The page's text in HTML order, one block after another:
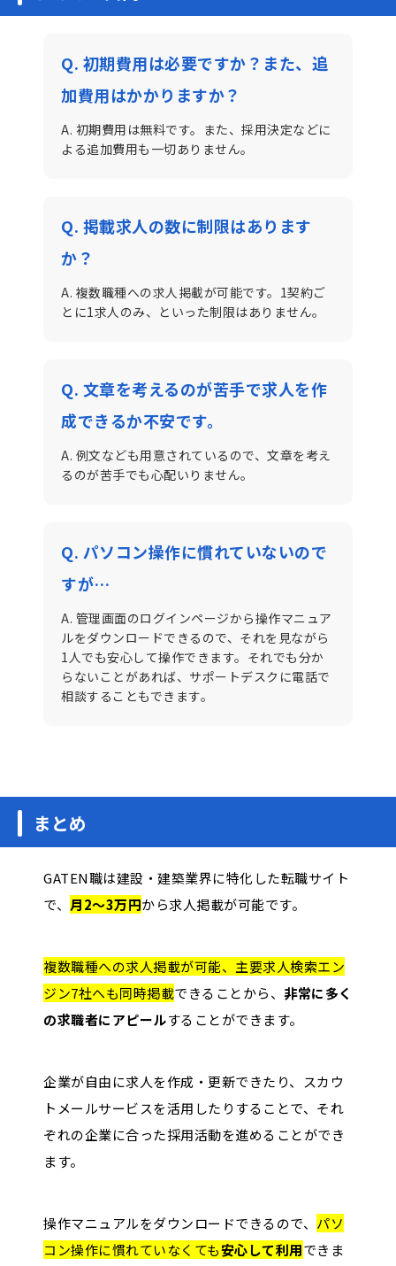
Q. 初期費用は必要ですか？また、追
加費用はかかりますか？
A. 初期費用は無料です。また、採用決定などに
よる追加費用も一切ありません。
Q. 掲載求人の数に制限はあります
か？
A. 複数職種への求人掲載が可能です。1契約ご
とに1求人のみ、といった制限はありません。
Q. 文章を考えるのが苦手で求人を作
成できるか不安です。
A. 例文なども用意されているので、文章を考え
るのが苦手でも心配いりません。
Q. パソコン操作に慣れていないので
すが…
A. 管理画面のログインページから操作マニュア
ルをダウンロードできるので、それを見ながら
1人でも安心して操作できます。それでも分か
らないことがあれば、サポートデスクに電話で
相談することもできます。
まとめ
GATEN職は建設・建築業界に特化した転職サイト
で、 月2〜3万円から求人掲載が可能です。
複数職種への求人掲載が可能、主要求人検索エン
ジン7社へも同時掲載できることから、 非常に多く
の求職者にアピールすることができます。
企業が自由に求人を作成・更新できたり、スカウ
トメールサービスを活用したりすることで、それ
ぞれの企業に合った採用活動を進めることができ
ます。
操作マニュアルをダウンロードできるので、 パソ
コン操作に慣れていなくても安心して利用できま